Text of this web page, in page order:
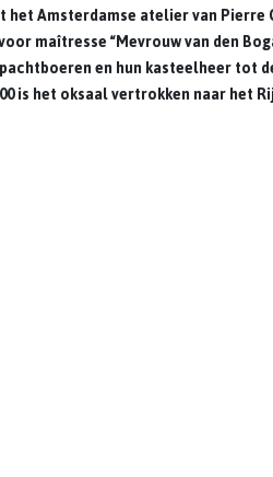
Amsterdamse atelier van Pierre
maîtresse “Mevrouw van den
en hun kasteelheer tot
is het oksaal vertrokken naar het